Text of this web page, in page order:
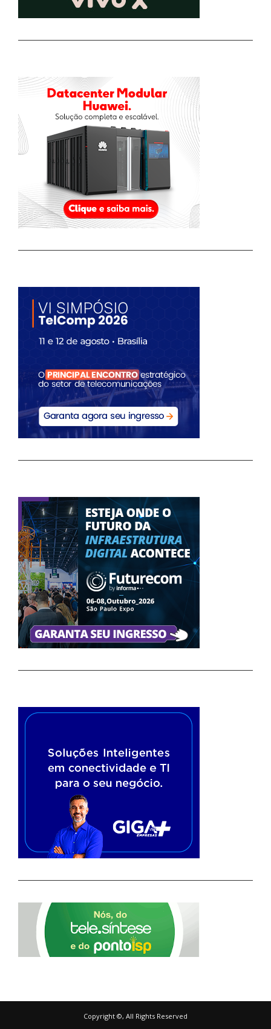
Copyright ©, All Rights Reserved